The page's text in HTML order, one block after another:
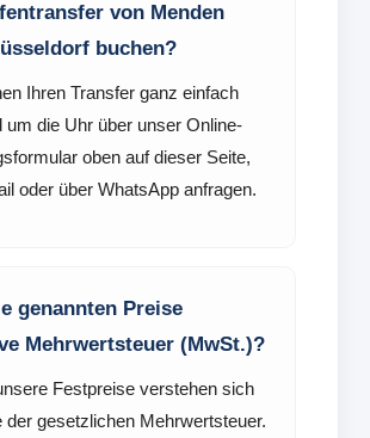
von Menden
buchen?
Ihren Transfer ganz einfach
um die Uhr über unser Online-
oben auf dieser Seite,
oder über WhatsApp anfragen.
genannten Preise
Mehrwertsteuer (MwSt.)?
Festpreise verstehen sich
der gesetzlichen Mehrwertsteuer.